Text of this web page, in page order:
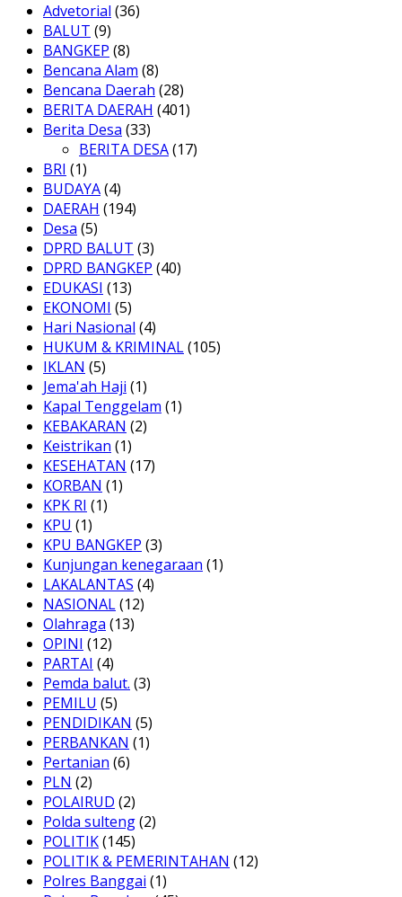
Advetorial (36)
BALUT (9)
BANGKEP (8)
Bencana Alam (8)
Bencana Daerah (28)
BERITA DAERAH (401)
Berita Desa (33)
BERITA DESA(17)
BRI (1)
BUDAYA(4)
DAERAH (194)
Desa (5)
DPRD BALUT (3)
DPRD BANGKEP (40)
EDUKASI (13)
EKONOMI (5)
Hari Nasional (4)
HUKUM & KRIMINAL(105)
IKLAN (5)
Jema'ah Haji (1)
Kapal Tenggelam (1)
KEBAKARAN (2)
Keistrikan (1)
KESEHATAN (17)
KORBAN (1)
KPK RI (1)
KPU (1)
KPU BANGKEP (3)
Kunjungan kenegaraan (1)
LAKALANTAS (4)
NASIONAL(12)
Olahraga (13)
OPINI (12)
PARTAI (4)
Pemda balut. (3)
PEMILU (5)
PENDIDIKAN (5)
PERBANKAN (1)
Pertanian (6)
PLN (2)
POLAIRUD (2)
Polda sulteng(2)
POLITIK(145)
POLITIK & PEMERINTAHAN (12)
Polres Banggai (1)